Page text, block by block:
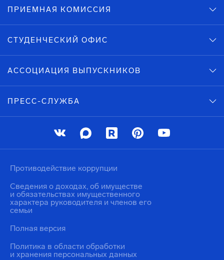
ПРИЕМНАЯ КОМИССИЯ
СТУДЕНЧЕСКИЙ ОФИС
АССОЦИАЦИЯ ВЫПУСКНИКОВ
ПРЕСС-СЛУЖБА
Политика в области обработки
и хранения персональных данных
Противодействие коррупции
Сведения о доходах, об имуществе
и обязательствах имущественного
характера руководителя и членов его
семьи
Полная версия